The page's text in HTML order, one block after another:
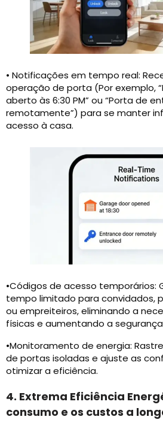
• Notificações em tempo real:
operação de porta (Por exemplo,
aberto às 6:30 PM” ou “Porta de
remotamente”) para se manter
acesso à casa.
•Códigos de acesso temporários:
tempo limitado para convidados,
ou empreiteiros, eliminando a
físicas e aumentando a
•Monitoramento de energia:
de portas isoladas e ajuste as
otimizar a eficiência.
4. Extrema Eficiência
consumo e os custos a